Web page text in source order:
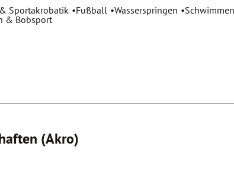
Sportakrobatik Fußball Wasserspringen Schwimmen
& Bobsport
(Akro)